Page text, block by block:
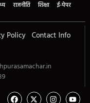
राजनीति शिक्षा ई-पेपर
Policy Contact Info